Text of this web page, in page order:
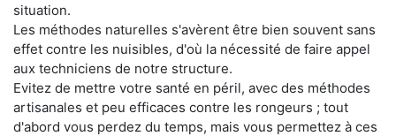
situation.
Les méthodes naturelles s'avèrent être bien souvent sans
effet contre les nuisibles, d'où la nécessité de faire appel
aux techniciens de notre structure.
Evitez de mettre votre santé en péril, avec des méthodes
artisanales et peu efficaces contre les rongeurs ; tout
d'abord vous perdez du temps, mais vous permettez à ces